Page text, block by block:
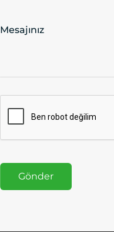
Mesajınız
Gönder